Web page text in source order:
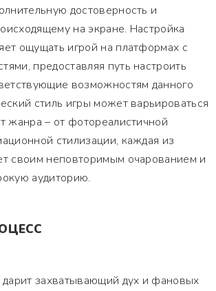
достоверность и
на экране. Настройка
ощущать игрой на платформах с
предоставляя путь настроить
возможностям данного
стиль игры может варьироваться
жанра – от фотореалистичной
стилизации, каждая из
своим неповторимым очарованием и
аудиторию.
дарит захватывающий дух и фановых